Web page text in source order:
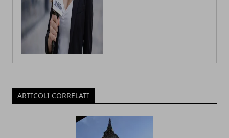
ARTICOLI CORRELATI